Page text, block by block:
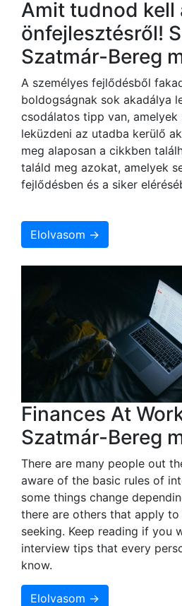
Amit tudnod kell
önfejlesztésről!
Szatmár-Bereg
A személyes fejlődésből
boldogságnak sok akadálya
csodálatos tipp van, amelyek
leküzdeni az utadba kerülő
meg alaposan a cikkben
találd meg azokat, amelyek
fejlődésben és a siker
Elolvasom →
Finances At
Szatmár-Bereg
There are many people out
aware of the basic rules of
some things change
there are others that apply
seeking. Keep reading if you
interview tips that every
know.
Elolvasom →